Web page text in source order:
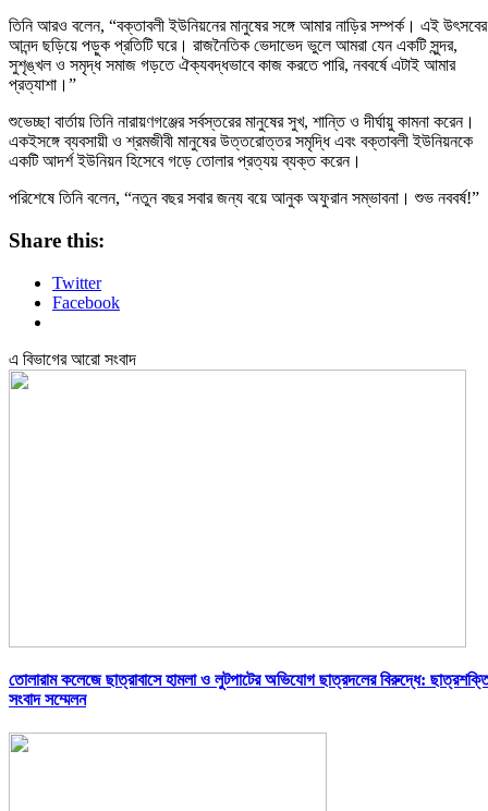
তিনি আরও বলেন, “বক্তাবলী ইউনিয়নের মানুষের সঙ্গে আমার নাড়ির সম্পর্ক। এই উৎসবের
আনন্দ ছড়িয়ে পড়ুক প্রতিটি ঘরে। রাজনৈতিক ভেদাভেদ ভুলে আমরা যেন একটি সুন্দর,
সুশৃঙ্খল ও সমৃদ্ধ সমাজ গড়তে ঐক্যবদ্ধভাবে কাজ করতে পারি, নববর্ষে এটাই আমার
প্রত্যাশা।”
শুভেচ্ছা বার্তায় তিনি নারায়ণগঞ্জের সর্বস্তরের মানুষের সুখ, শান্তি ও দীর্ঘায়ু কামনা করেন।
একইসঙ্গে ব্যবসায়ী ও শ্রমজীবী মানুষের উত্তরোত্তর সমৃদ্ধি এবং বক্তাবলী ইউনিয়নকে
একটি আদর্শ ইউনিয়ন হিসেবে গড়ে তোলার প্রত্যয় ব্যক্ত করেন।
পরিশেষে তিনি বলেন, “নতুন বছর সবার জন্য বয়ে আনুক অফুরান সম্ভাবনা। শুভ নববর্ষ!”
Share this:
Twitter
Facebook
এ বিভাগের আরো সংবাদ
তোলারাম কলেজে ছাত্রাবাসে হামলা ও লুটপাটের অভিযোগ ছাত্রদলের বিরুদ্ধে:
সংবাদ সম্মেলন